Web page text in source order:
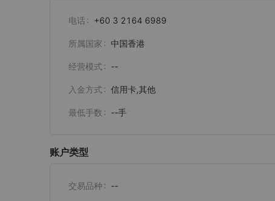
电话 +60 3 2164 6989
所属国家 中国香港
经营模式 --
入金方式 信用卡,其他
最低手数 --手
账户类型
交易品种 --